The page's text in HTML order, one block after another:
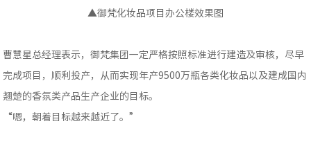
▲御梵化妆品项目办公楼效果图
曹慧星总经理表示，御梵集团一定严格按照标准进行建造及审核，尽早
完成项目，顺利投产，从而实现年产9500万瓶各类化妆品以及建成国内
翘楚的香氛类产品生产企业的目标。
“嗯，朝着目标越来越近了。”